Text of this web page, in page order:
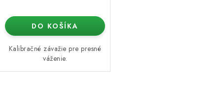
DO KOŠÍKA
Kalibračné závažie pre presné
váženie.